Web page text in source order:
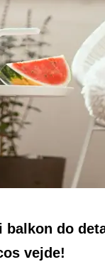
do
vejde!